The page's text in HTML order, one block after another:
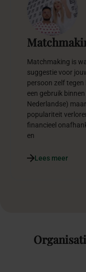
Matchmaking is
suggestie voor
persoon zelf
een gebruik
Nederlandse)
populariteit
financieel
en
Lees meer